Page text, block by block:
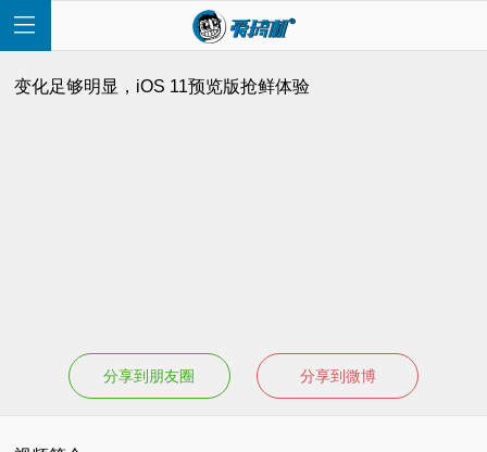
变化足够明显，iOS 11预览版抢鲜体验
分享到朋友圈 分享到微博